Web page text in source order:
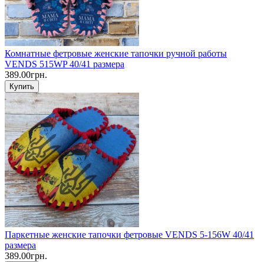
Комнатные фетровые женские тапочки ручной работы
VENDS 515WP 40/41 размера
389.00грн.
Купить
Паркетные женские тапочки фетровые VENDS 5-156W 40/41
размера
389.00грн.